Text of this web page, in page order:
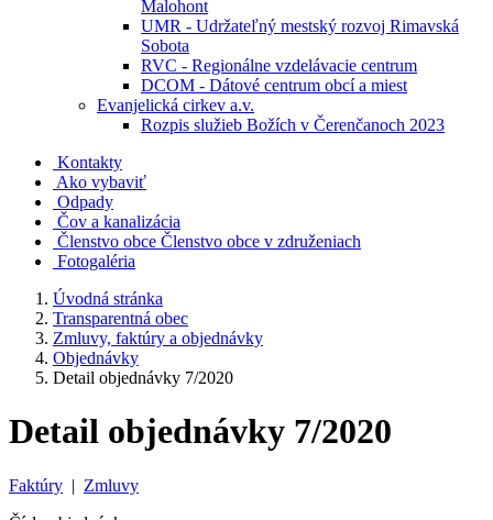
Malohont
UMR - Udržateľný mestský rozvoj Rimavská
Sobota
RVC - Regionálne vzdelávacie centrum
DCOM - Dátové centrum obcí a miest
Evanjelická cirkev a.v.
Rozpis služieb Božích v Čerenčanoch 2023
Kontakty
Ako vybaviť
Odpady
Čov a kanalizácia
Členstvo obce Členstvo obce v združeniach
Fotogaléria
Úvodná stránka
Transparentná obec
Zmluvy, faktúry a objednávky
Objednávky
Detail objednávky 7/2020
Detail objednávky 7/2020
Faktúry | Zmluvy